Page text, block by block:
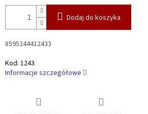
Dodaj do koszyka
8595244412433
Kod: 1243
Informacje szczegółowe